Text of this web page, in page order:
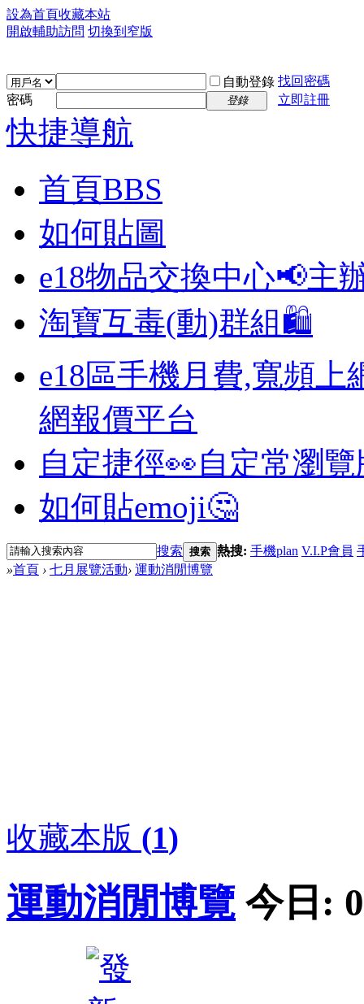
設為首頁收藏本站
開啟輔助訪問 切換到窄版
自動登錄 找回密碼
密碼
登錄 立即註冊
快捷導航
首頁BBS
如何貼圖
e18物品交換中心📢主
淘寶互毒(動)群組🛍️
e18區手機月費,寬頻上
網報價平台
自定捷徑👀自定常瀏
如何貼emoji🤔
搜索 搜索 熱搜: 手機plan V.I.P會員
»首頁 › 七月展覽活動› 運動消閒博覽
收藏本版 (1)
運動消閒博覽 今日: 0